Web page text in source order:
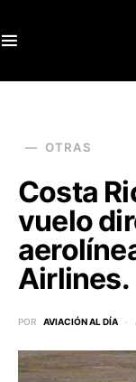
OTRAS
Costa
vuelo
Airlines.
POR AVIACIÓN AL DÍA